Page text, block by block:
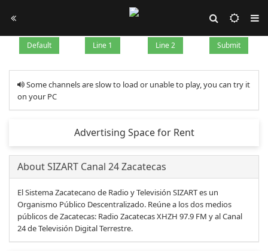
Default Line 1 Line 2 Submit
Some channels are slow to load or unable to play, you can try it
on your PC
Advertising Space for Rent
About SIZART Canal 24 Zacatecas
El Sistema Zacatecano de Radio y Televisión SIZART es un
Organismo Público Descentralizado. Reúne a los dos medios
públicos de Zacatecas: Radio Zacatecas XHZH 97.9 FM y al Canal
24 de Televisión Digital Terrestre.